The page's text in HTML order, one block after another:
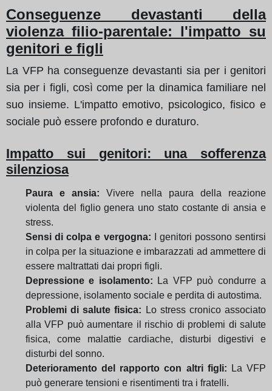
Conseguenze devastanti della
violenza filio-parentale: l'impatto su
genitori e figli
La VFP ha conseguenze devastanti sia per i genitori
sia per i figli, così come per la dinamica familiare nel
suo insieme. L'impatto emotivo, psicologico, fisico e
sociale può essere profondo e duraturo.
Impatto sui genitori: una sofferenza
silenziosa
Paura e ansia: Vivere nella paura della reazione
violenta del figlio genera uno stato costante di ansia e
stress.
Sensi di colpa e vergogna: I genitori possono sentirsi
in colpa per la situazione e imbarazzati ad ammettere di
essere maltrattati dai propri figli.
Depressione e isolamento: La VFP può condurre a
depressione, isolamento sociale e perdita di autostima.
Problemi di salute fisica: Lo stress cronico associato
alla VFP può aumentare il rischio di problemi di salute
fisica, come malattie cardiache, disturbi digestivi e
disturbi del sonno.
Deterioramento del rapporto con altri figli: La VFP
può generare tensioni e risentimenti tra i fratelli.